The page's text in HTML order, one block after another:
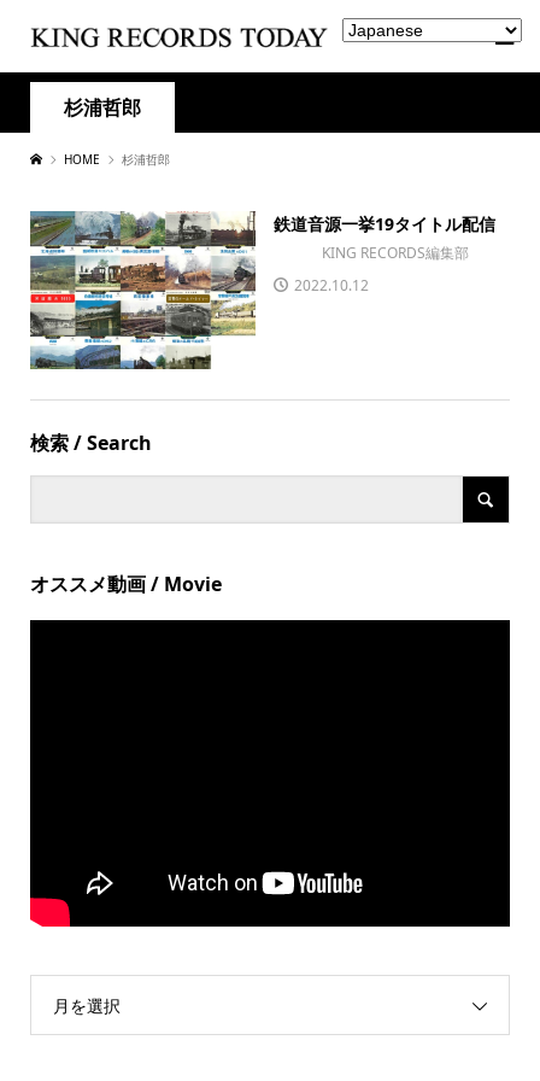
杉浦哲郎
HOME 杉浦哲郎
鉄道音源一挙19タイトル配信
KING RECORDS編集部
2022.10.12
検索 / Search
オススメ動画 / Movie
月を選択